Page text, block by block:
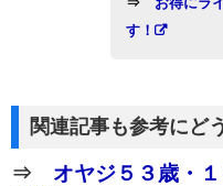
す！
関連記事も参考にど
⇒ オヤジ５３歳・